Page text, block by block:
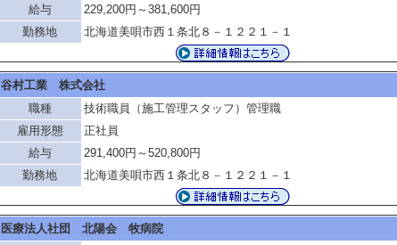
給与
229,200円～381,600円
勤務地
北海道美唄市西１条北８－１２２１－１
谷村工業 株式会社
職種
技術職員（施工管理スタッフ）管理職
雇用形態
正社員
給与
291,400円～520,800円
勤務地
北海道美唄市西１条北８－１２２１－１
医療法人社団 北陽会 牧病院